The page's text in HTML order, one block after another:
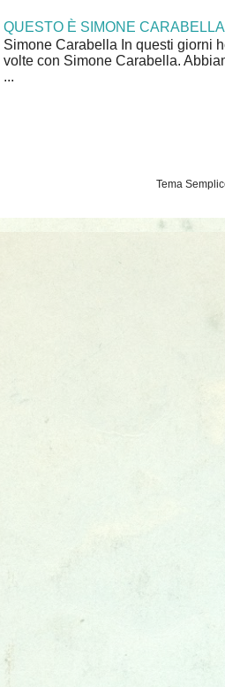
QUESTO È SIMONE CARABELLA
Simone Carabella In questi giorni
volte con Simone Carabella.
...
Tema